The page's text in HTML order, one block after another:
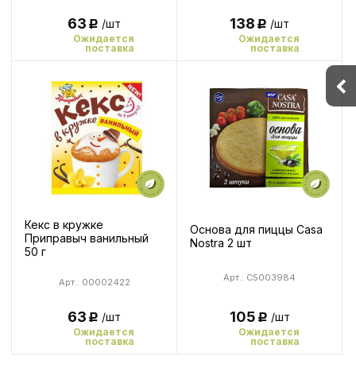
63Р /шт
Ожидается
поставка
138Р /шт
Ожидается
поставка
Кекс в кружке
Приправыч ванильный
50 г
Арт.: 00002422
63Р /шт
Ожидается
поставка
Основа для пиццы Casa
Nostra 2 шт
Арт.: C5003984
105Р /шт
Ожидается
поставка